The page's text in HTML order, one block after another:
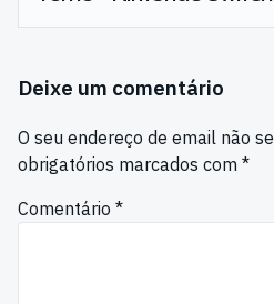
Deixe um comentário
O seu endereço de email não
obrigatórios marcados com *
Comentário *